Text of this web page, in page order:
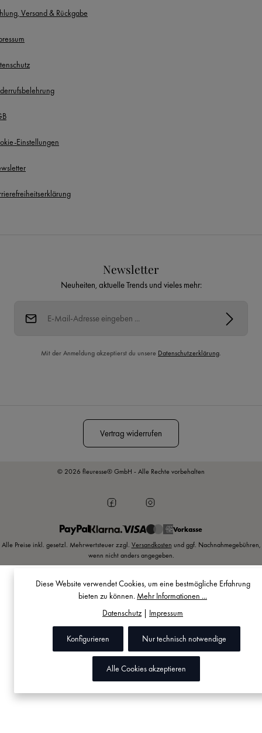
Versand & Rückgabe
Einstellungen
Newsletter
Neuheiten, aktuelle Trends und vieles mehr:
Mit der Anmeldung akzeptierst du unsere Datenschutzerklärung.
Vertrag widerrufen
© 2026 fleuresse® GmbH - Alle Rechte vorbehalten
Vorkasse
Alle Preise inkl. gesetzl. Mehrwertsteuer zzgl. Versandkosten und ggf. Nachnahmegebühren,
wenn nicht anders angegeben.
Diese Website verwendet Cookies, um eine bestmögliche Erfahrung
bieten zu können. Mehr Informationen ...
Datenschutz| Impressum
Nur technisch notwendige
Konfigurieren
Alle Cookies akzeptieren